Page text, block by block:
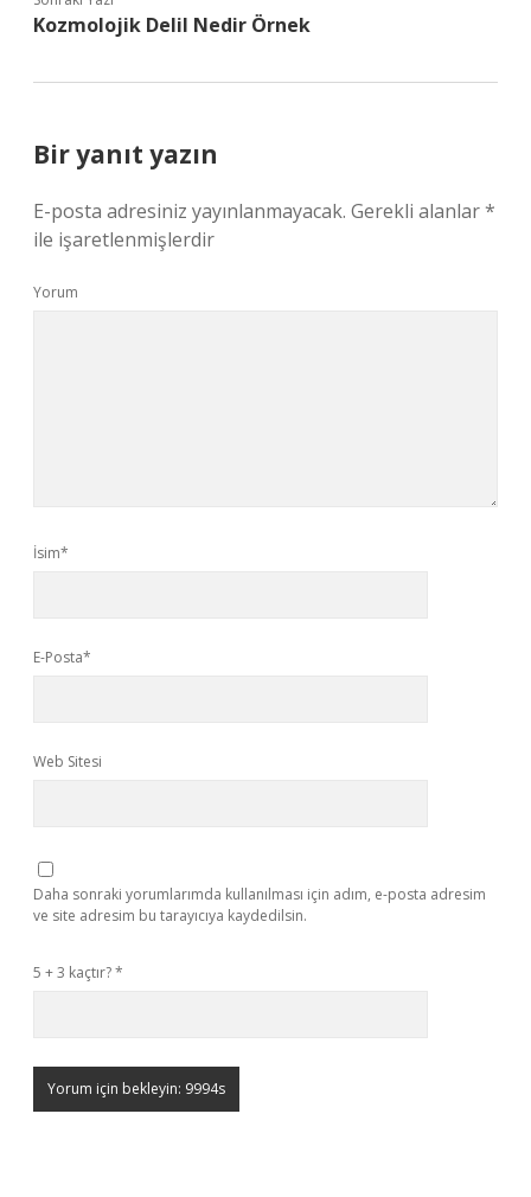
Kozmolojik Delil Nedir Örnek
Bir yanıt yazın
E-posta adresiniz yayınlanmayacak. Gerekli alanlar*
ile işaretlenmişlerdir
Yorum
İsim*
E-Posta*
Web Sitesi
Daha sonraki yorumlarımda kullanılması için adım, e-posta adresim
ve site adresim bu tarayıcıya kaydedilsin.
5 + 3 kaçtır?*